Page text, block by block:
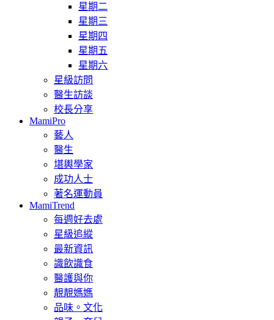
星期二
星期三
星期四
星期五
星期六
星級訪問
醫生訪談
校長分享
MamiPro
藝人
醫生
堪輿學家
成功人士
著名運動員
MamiTrend
每週好去處
星級追縱
最新資訊
識飲識食
醫護與你
靚靚媽媽
品味。文化